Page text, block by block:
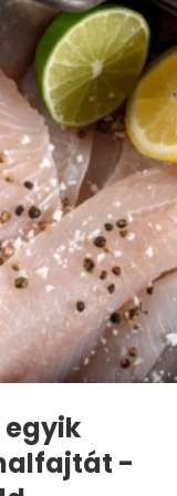
egyik
-